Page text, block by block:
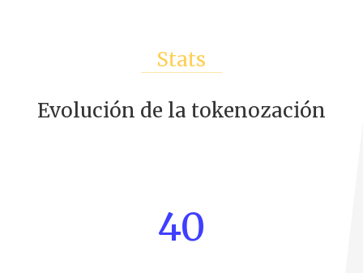
Stats
Evolución de la tokenozación
40